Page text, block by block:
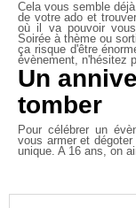
Cela vous semble
de votre ado et
où il va pouvoir
Soirée à thème ou
ça risque d'être
évènement, n'hésitez
Un
tomber
Pour célébrer un
vous armer et
unique. A 16 ans, on